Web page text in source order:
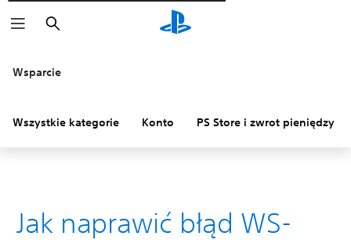
Wyszukaj
Wsparcie
Wszystkie kategorie Konto PS Store i zwrot pieniędzy
Jak naprawić błąd WS-